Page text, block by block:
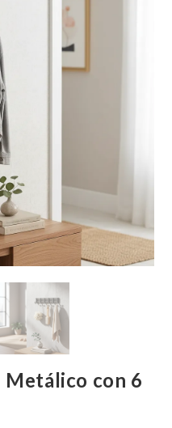
Metálico con 6